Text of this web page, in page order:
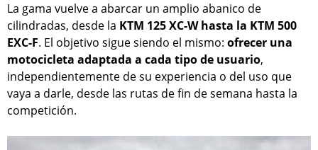
La gama vuelve a abarcar un amplio abanico de
cilindradas, desde la KTM 125 XC-W hasta la KTM 500
EXC-F. El objetivo sigue siendo el mismo: ofrecer una
motocicleta adaptada a cada tipo de usuario,
independientemente de su experiencia o del uso que
vaya a darle, desde las rutas de fin de semana hasta la
competición.